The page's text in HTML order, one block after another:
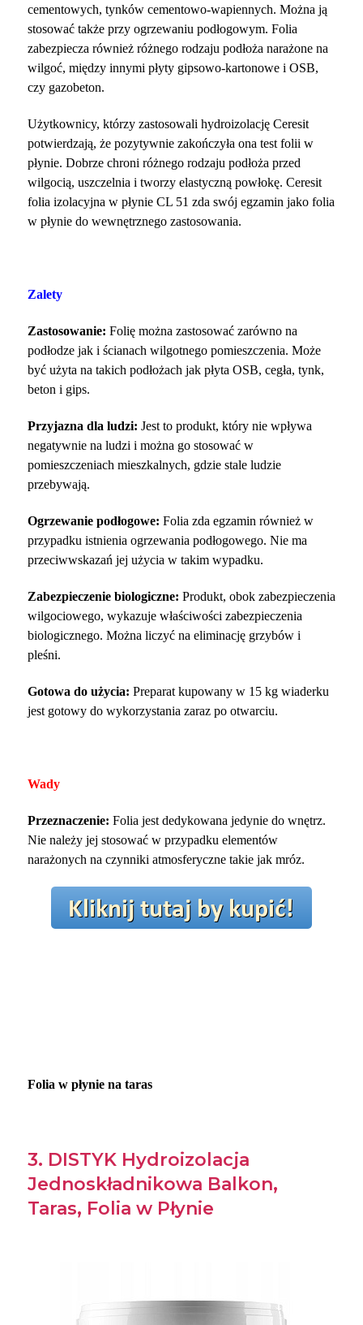
cementowych, tynków cementowo-wapiennych. Można ją
stosować także przy ogrzewaniu podłogowym. Folia
zabezpiecza również różnego rodzaju podłoża narażone na
wilgoć, między innymi płyty gipsowo-kartonowe i OSB,
czy gazobeton.
Użytkownicy, którzy zastosowali hydroizolację Ceresit
potwierdzają, że pozytywnie zakończyła ona test folii w
płynie. Dobrze chroni różnego rodzaju podłoża przed
wilgocią, uszczelnia i tworzy elastyczną powłokę. Ceresit
folia izolacyjna w płynie CL 51 zda swój egzamin jako folia
w płynie do wewnętrznego zastosowania.
Zalety
Zastosowanie: Folię można zastosować zarówno na
podłodze jak i ścianach wilgotnego pomieszczenia. Może
być użyta na takich podłożach jak płyta OSB, cegła, tynk,
beton i gips.
Przyjazna dla ludzi: Jest to produkt, który nie wpływa
negatywnie na ludzi i można go stosować w
pomieszczeniach mieszkalnych, gdzie stale ludzie
przebywają.
Ogrzewanie podłogowe: Folia zda egzamin również w
przypadku istnienia ogrzewania podłogowego. Nie ma
przeciwwskazań jej użycia w takim wypadku.
Zabezpieczenie biologiczne: Produkt, obok zabezpieczenia
wilgociowego, wykazuje właściwości zabezpieczenia
biologicznego. Można liczyć na eliminację grzybów i
pleśni.
Gotowa do użycia: Preparat kupowany w 15 kg wiaderku
jest gotowy do wykorzystania zaraz po otwarciu.
Wady
Przeznaczenie: Folia jest dedykowana jedynie do wnętrz.
Nie należy jej stosować w przypadku elementów
narażonych na czynniki atmosferyczne takie jak mróz.
Folia w płynie na taras
3. DISTYK Hydroizolacja
Jednoskładnikowa Balkon,
Taras, Folia w Płynie